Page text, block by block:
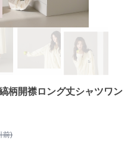
柄開襟ロング丈シャツワン
前)